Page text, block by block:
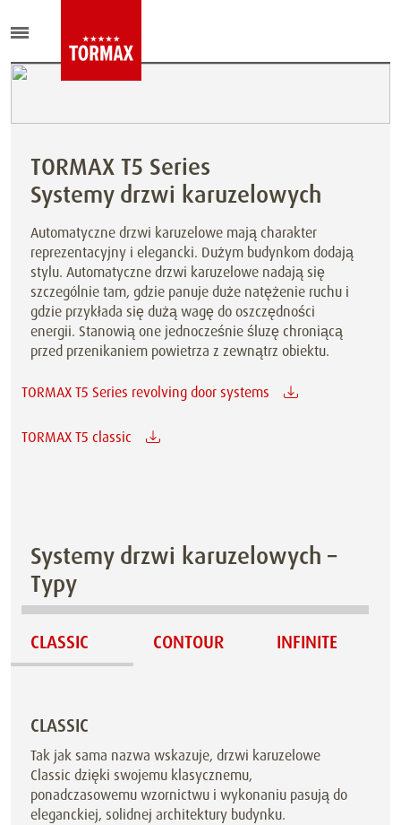
TORMAX T5 Series
Systemy drzwi karuzelowych
Automatyczne drzwi karuzelowe mają charakter
reprezentacyjny i elegancki. Dużym budynkom dodają
stylu. Automatyczne drzwi karuzelowe nadają się
szczególnie tam, gdzie panuje duże natężenie ruchu i
gdzie przykłada się dużą wagę do oszczędności
energii. Stanowią one jednocześnie śluzę chroniącą
przed przenikaniem powietrza z zewnątrz obiektu.
TORMAX T5 Series revolving door systems
TORMAX T5 classic
Systemy drzwi karuzelowych –
Typy
CLASSIC CONTOUR INFINITE
CLASSIC
Tak jak sama nazwa wskazuje, drzwi karuzelowe
Classic dzięki swojemu klasycznemu,
ponadczasowemu wzornictwu i wykonaniu pasują do
eleganckiej, solidnej architektury budynku.